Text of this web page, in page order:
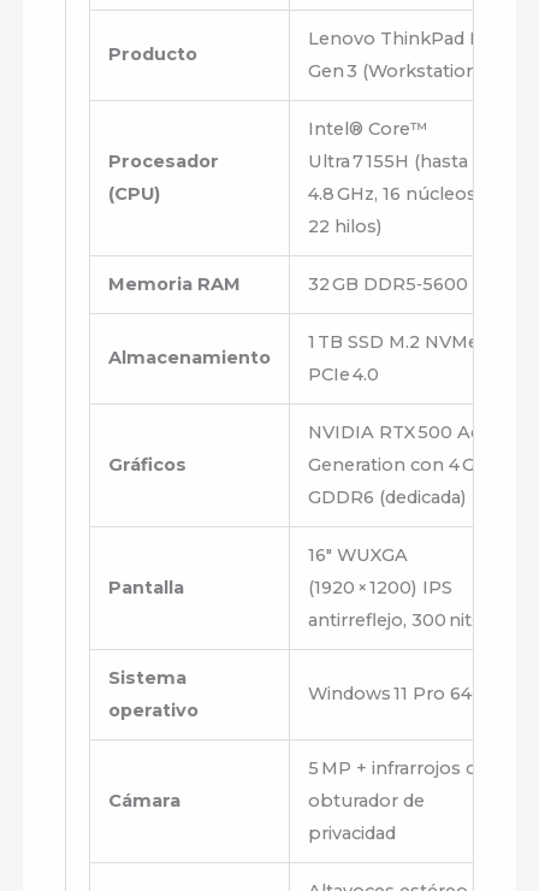
Producto
Lenovo ThinkPad P16s
Gen 3 (Workstation)
Procesador
(CPU)
Intel® Core™
Ultra 7 155H (hasta
4.8 GHz, 16 núcleos /
22 hilos)
Memoria RAM 32 GB DDR5‑5600
Almacenamiento
1 TB SSD M.2 NVMe
PCIe 4.0
Gráficos
NVIDIA RTX 500 Ada
Generation con 4 GB
GDDR6 (dedicada)
Pantalla
16″ WUXGA
(1920 × 1200) IPS
antirreflejo, 300 nits
Sistema
operativo
Windows 11 Pro 64‑bit
Cámara
5 MP + infrarrojos con
obturador de
privacidad